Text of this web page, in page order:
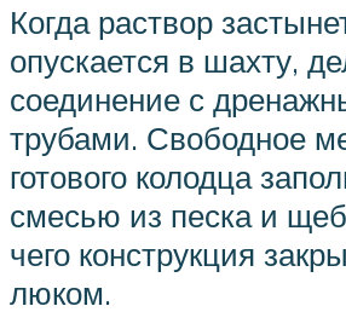
Когда раствор
опускается в шахту,
соединение с
трубами. Свободное
готового колодца
смесью из песка и
чего конструкция
люком.